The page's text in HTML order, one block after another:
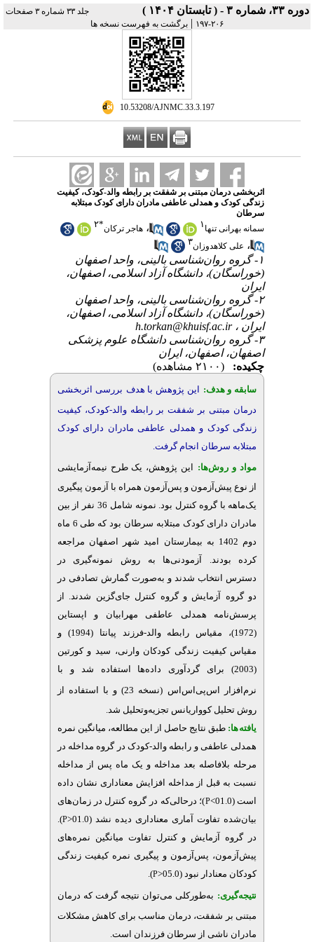
دوره ۳۳، شماره ۳ - ( تابستان ۱۴۰۴ )
جلد ۳۳ شماره ۳ صفحات
۲۰۶-۱۹۷
| برگشت به فهرست نسخه ها
‎ 10.53208/AJNMC.33.3.197
اثربخشی درمان مبتنی بر شفقت بر رابطه والد-کودک، کیفیت
زندگی کودک و همدلی عاطفی مادران دارای کودک مبتلابه
سرطان
سمانه بهرانی تنها ۱ ، هاجر ترکان*۲
، علی کلاهدوزان۳
۱- گروه روان‌شناسی بالینی، واحد اصفهان
(خوراسگان)، دانشگاه آزاد اسلامی، اصفهان،
ایران
۲- گروه روان‌شناسی بالینی، واحد اصفهان
(خوراسگان)، دانشگاه آزاد اسلامی، اصفهان،
ایران ،h.torkan@khuisf.ac.ir
۳- گروه روان‌شناسی دانشگاه علوم پزشکی
اصفهان، اصفهان، ایران
چکیده:
(۲۱۰۰ مشاهده)
سابقه و هدف: این پژوهش با هدف بررسی اثربخشی
درمان مبتنی بر شفقت بر رابطه والد-کودک، کیفیت
زندگی کودک و همدلی عاطفی مادران دارای کودک
مبتلابه سرطان انجام گرفت.
مواد و روش‌‌ها:
این پژوهش، یک طرح نیمه‌آزمایشی
از نوع پیش‌‌آزمون و پس‌آزمون همراه با آزمون پیگیری
یک‌ماهه با گروه کنترل بود. نمونه شامل 36 نفر از بین
مادران دارای کودک مبتلابه سرطان بود که طی 6 ماه
دوم 1402 به بیمارستان امید شهر اصفهان مراجعه
کرده بودند. آزمودنی‌ها به روش نمونه‌گیری در
دسترس انتخاب شدند و به‌صورت گمارش تصادفی در
دو گروه آزمایش و گروه کنترل جای‌گزین شدند. از
پرسش‌نامه همدلی عاطفی مهرابیان و اپستاین
(1972)، مقیاس رابطه والد-فرزند پیانتا (1994) و
مقیاس کیفیت زندگی کودکان وارنی، سید و کورتین
(2003) برای گردآوری داده‌ها استفاده شد
و با
نرم‌افزار اس‌پی‌اس‌اس (نسخه 23)
و با استفاده از
روش تحلیل کوواریانس تجزیه‌وتحلیل شد.
یافته‌ها: طبق نتایج حاصل از این مطالعه، میانگین نمره
همدلی عاطفی و رابطه والد-کودک در گروه مداخله در
مرحله بلافاصله بعد مداخله و یک ماه پس از مداخله
نسبت به قبل از مداخله افزایش معناداری نشان داده
است (01.0>
P)؛ درحالی‌که در گروه کنترل در زمان‌های
بیان‌شده تفاوت آماری معناداری دیده نشد (01.0<
P
).
در گروه آزمایش و کنترل تفاوت میانگین نمره‌های
پیش‌آزمون، پس‌آزمون و پیگیری نمره کیفیت زندگی
کودکان معنادار نبود (05.0<
P
).
نتیجه‌گیری: به‌طورکلی میتوان نتیجه گرفت که درمان
مبتنی بر شفقت، درمان مناسب برای کاهش مشکلات
مادران ناشی از سرطان فرزندان است.